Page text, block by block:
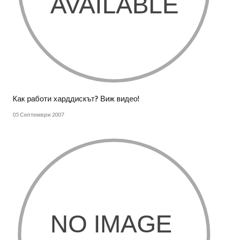
Как работи харддискът? Виж видео!
05 Септември 2007